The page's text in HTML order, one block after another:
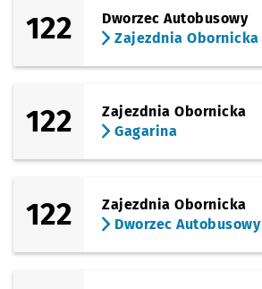
122
Dworzec Autobusowy
Zajezdnia Obornicka
122
Zajezdnia Obornicka
Gagarina
122
Zajezdnia Obornicka
Dworzec Autobusowy